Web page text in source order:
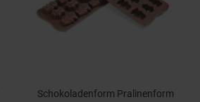
Schokoladenform Pralinenform